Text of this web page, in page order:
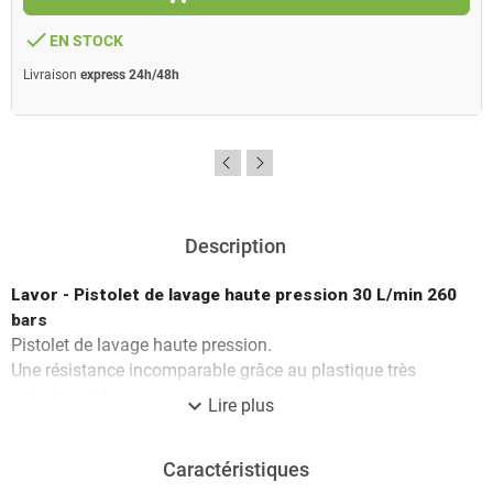
done EN STOCK
Livraison express 24h/48h
Description
Lavor - Pistolet de lavage haute pression 30 L/min 260
bars
Pistolet de lavage haute pression.
Une résistance incomparable grâce au plastique très
Son corps en laiton permet d'être utilisée avec un
Caractéristiques techniques :
expand_more Lire plus
Caractéristiques